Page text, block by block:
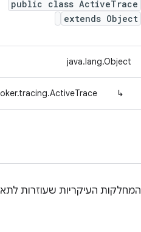
public class ActiveTrace
extends Object
java.lang.Object
↳
המחלקות העיקריות שעוזרות